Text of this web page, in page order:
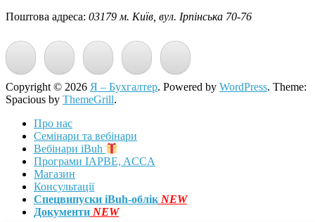
Поштова адреса: 03179 м. Київ, вул. Ірпінська 70-76
Copyright © 2026 Я – Бухгалтер. Powered by WordPress. Theme:
Spacious by ThemeGrill.
Про нас
Семінари та вебінари
Вебінари iBuh
Програми IAPBE, ACCA
Магазин
Консультації
Спецвипуски iBuh-облік NEW
Документи NEW